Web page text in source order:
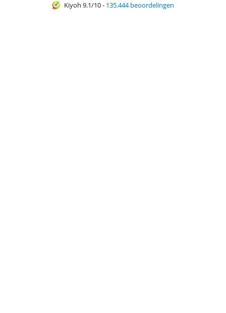
Kiyoh 9.1/10- 135.444 beoordelingen